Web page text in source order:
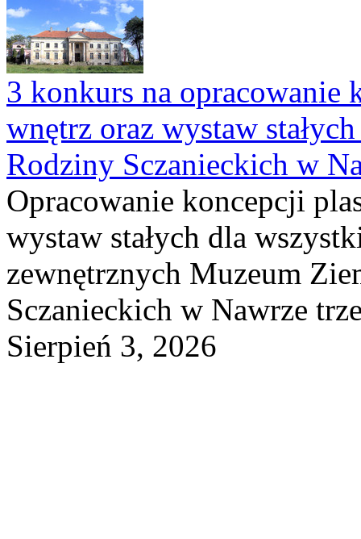
3 konkurs na opracowanie
wnętrz oraz wystaw
Rodziny Sczanieckich w
Opracowanie koncepcji
wystaw stałych dla
zewnętrznych Muzeum
Sczanieckich w Nawrze
Sierpień 3, 2026